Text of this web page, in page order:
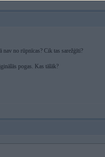
no rūpnīcas? Cik tas sarežģīti?
pogas. Kas tālāk?